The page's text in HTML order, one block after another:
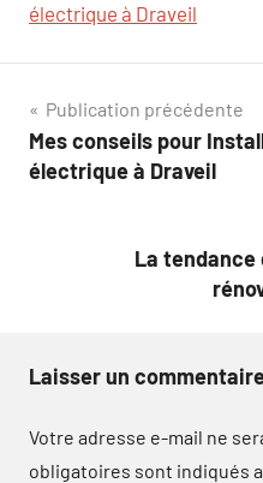
électrique à Draveil
Navigation
de
Publication précédente
Mes conseils pour
électrique à Draveil
La
Laisser un
Votre adresse e-mail ne
obligatoires sont indiqués